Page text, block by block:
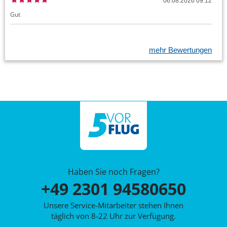
Gut
mehr Bewertungen
Haben Sie noch Fragen?
+49 2301 94580650
Unsere Service-Mitarbeiter stehen Ihnen
täglich von 8-22 Uhr zur Verfügung.